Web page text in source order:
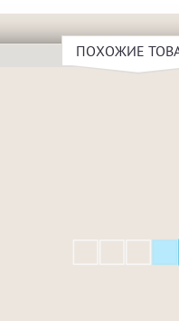
ПОХОЖИЕ